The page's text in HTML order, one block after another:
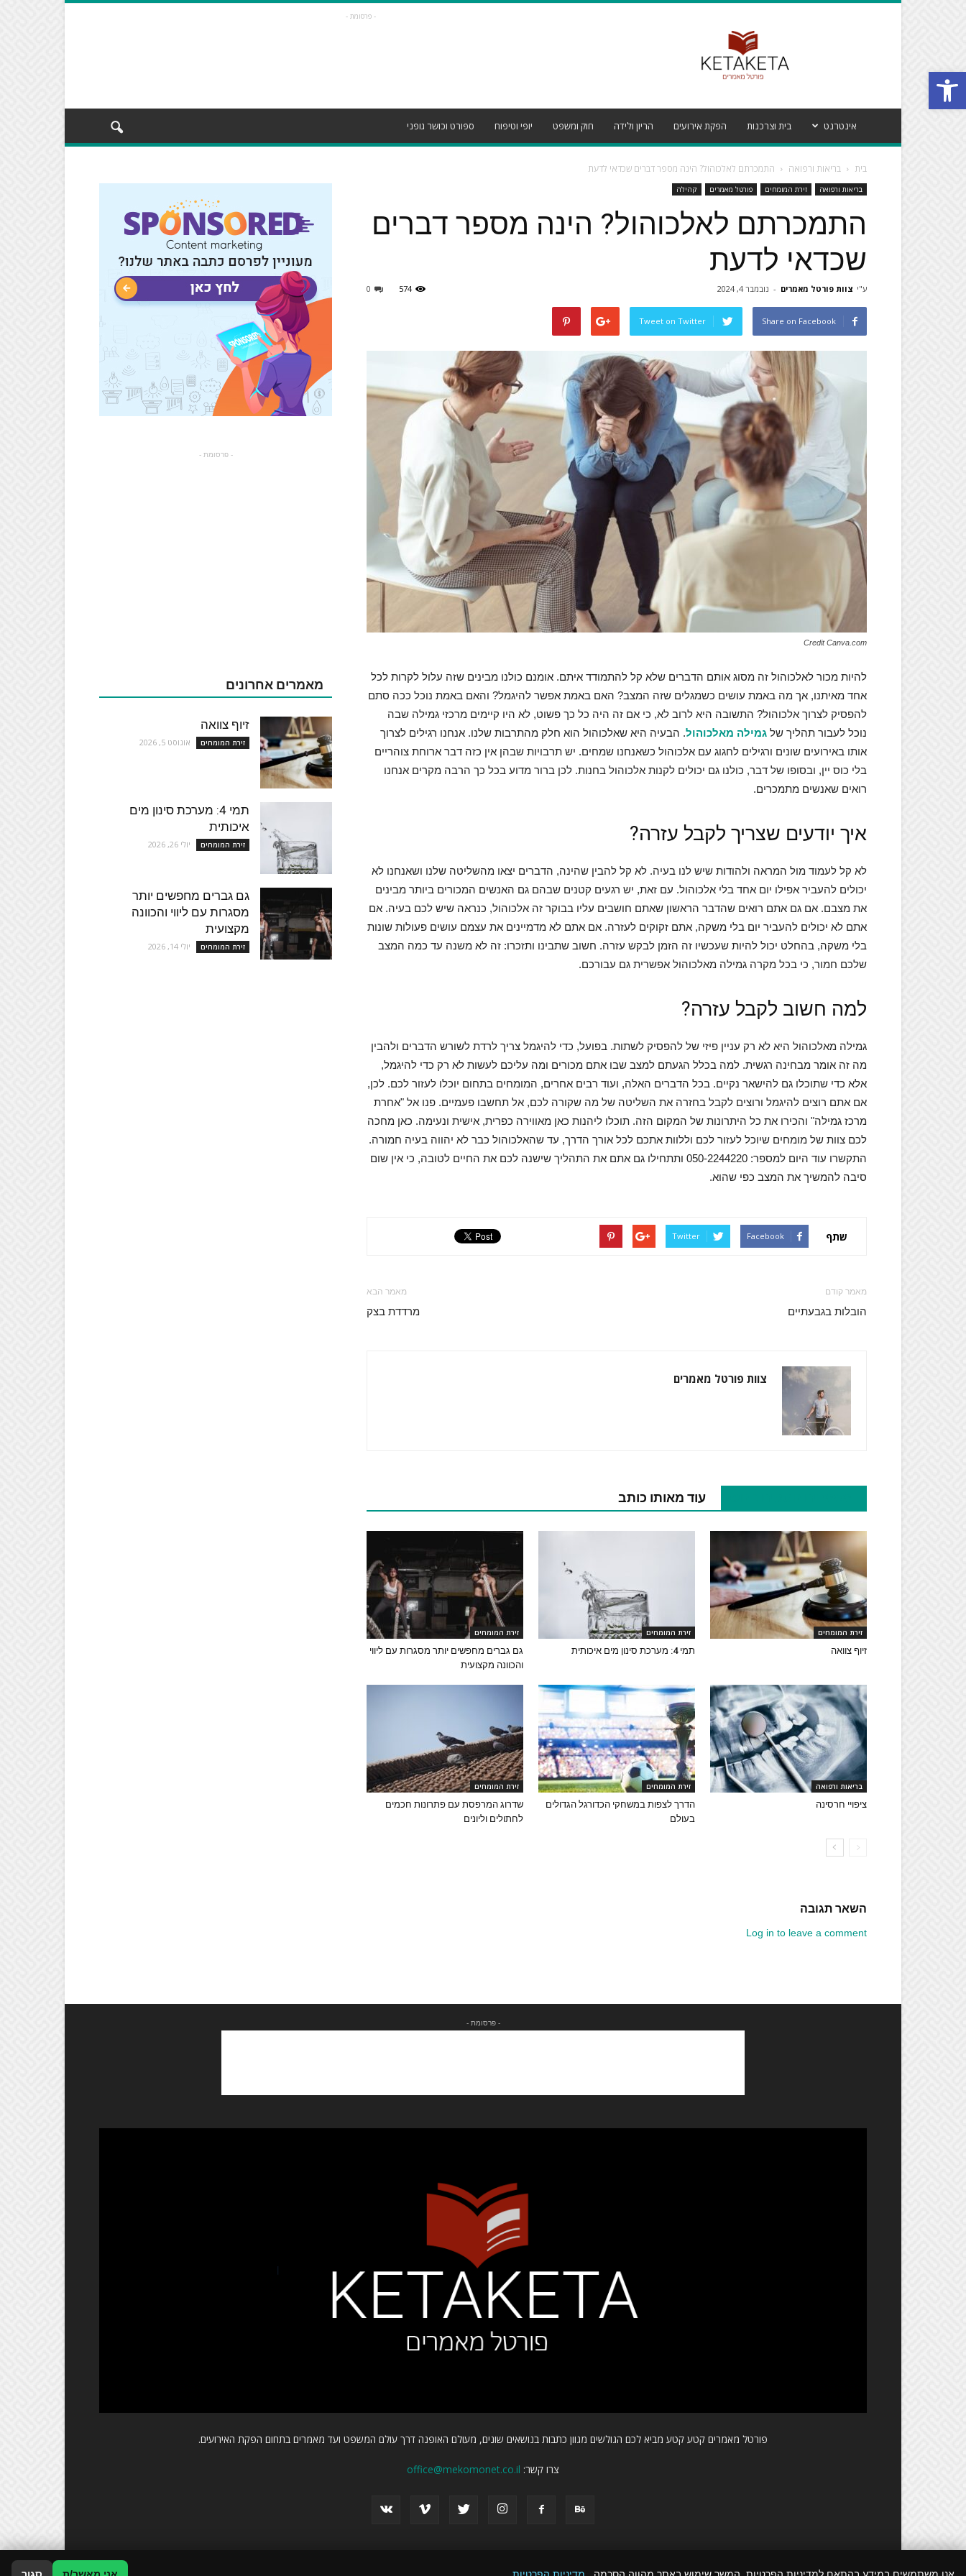
Open toolbar
- פרסומת -
אינטרנט בית וצרכנות הפקת אירועים הריון ולידה חוק ומשפט יופי וטיפוח ספורט וכושר גופני
בית בריאות ורפואה התמכרתם לאלכוהול? הינה מספר דברים שכדאי לדעת
בריאות ורפואה זירת המומחים פורטל מאמרים קהילה
התמכרתם לאלכוהול? הינה מספר דברים
שכדאי לדעת
ע"י צוות פורטל מאמרים - נובמבר 4, 2024 0 574
Share on Facebook
Tweet on Twitter
Credit Canva.com
להיות מכור לאלכוהול זה מסוג אותם הדברים שלא קל להתמודד איתם. אומנם כולנו מבינים שזה עלול לקרות לכל
אחד מאיתנו, אך מה באמת עושים כשמגלים שזה המצב? האם באמת אפשר להיגמל? והאם באמת נוכל ככה סתם
להפסיק לצרוך אלכוהול? התשובה היא לרוב לא, כי אם זה היה כל כך פשוט, לא היו קיימים מרכזי גמילה שבה
נוכל לעבור תהליך של גמילה מאלכוהול. הבעיה היא שאלכוהול הוא חלק מהתרבות שלנו. אנחנו רגילים לצרוך
אותו באירועים שונים ורגילים לחגוג עם אלכוהול כשאנחנו שמחים. יש תרבויות שבהן אין כזה דבר ארוחת צוהריים
בלי כוס יין, ובסופו של דבר, כולנו גם יכולים לקנות אלכוהול בחנות. לכן ברור מדוע בכל כך הרבה מקרים אנחנו
רואים שאנשים מתמכרים.
איך יודעים שצריך לקבל עזרה?
לא קל לעמוד מול המראה ולהודות שיש לנו בעיה. לא קל להבין שהינה, הדברים יצאו מהשליטה שלנו ושאנחנו לא
יכולים להעביר אפילו יום אחד בלי אלכוהול. עם זאת, יש רגעים קטנים שבהם גם האנשים המכורים ביותר מבינים
את מצבם. אם גם אתם רואים שהדבר הראשון שאתם חושבים עליו בבוקר זה אלכוהול, כנראה שיש לכם בעיה. אם
אתם לא יכולים להעביר יום בלי משקה, אתם זקוקים לעזרה. אם אתם לא מדמיינים את עצמם עושים פעולות שונות
בלי משקה, בהחלט יכול להיות שעכשיו זה הזמן לבקש עזרה. חשוב שתבינו ותזכרו: זה לא משנה עד כמה המצב
שלכם חמור, כי בכל מקרה גמילה מאלכוהול אפשרית גם עבורכם.
למה חשוב לקבל עזרה?
גמילה מאלכוהול היא לא רק עניין פיזי של להפסיק לשתות. בפועל, כדי להיגמל צריך לרדת לשורש הדברים ולהבין
מה זה אומר מבחינה רגשית. למה בכלל הגעתם למצב שבו אתם מכורים ומה עליכם לעשות לא רק כדי להיגמל,
אלא כדי שתוכלו גם להישאר נקיים. בכל הדברים האלה, ועוד רבים אחרים, המומחים בתחום יוכלו לעזור לכם. לכן,
אם אתם רוצים להיגמל ורוצים לקבל בחזרה את השליטה של מה שקורה לכם, אל תחשבו פעמיים. פנו אל "אחרת
מרכז גמילה" והכירו את כל היתרונות של המקום הזה. תוכלו ליהנות כאן מאווירה כפרית, אישית ונעימה. כאן מחכה
לכם צוות של מומחים שיוכל לעזור לכם וללוות אתכם לכל אורך הדרך, עד שהאלכוהול כבר לא יהווה בעיה חמורה.
התקשרו עוד היום למספר: 050-2244220 ותתחילו גם אתם את התהליך שישנה לכם את החיים לטובה, כי אין שום
סיבה להמשיך את המצב כפי שהוא.
שתף Facebook
Twitter
מאמר קודם
הובלות בגבעתיים
מאמר הבא
מרדדת בצק
צוות פורטל מאמרים
עוד מאותו כותב
זירת המומחים
זיוף צוואה
זירת המומחים
תמי 4: מערכת סינון מים איכותית
זירת המומחים
גם גברים מחפשים יותר מסגרות עם ליווי
והכוונה מקצועית
בריאות ורפואה
ציפויי חרסינה
זירת המומחים
הדרך לצפות במשחקי הכדורגל הגדולים
בעולם
זירת המומחים
שדרוג המרפסת עם פתרונות חכמים
לחתולים וליונים
השאר תגובה
Log in to leave a comment
- פרסומת -
מאמרים אחרונים
זיוף צוואה
זירת המומחים אוגוסט 5, 2026
תמי 4: מערכת סינון מים
איכותית
זירת המומחים יולי 26, 2026
גם גברים מחפשים יותר
מסגרות עם ליווי והכוונה
מקצועית
זירת המומחים יולי 14, 2026
- פרסומת -
פורטל מאמרים קטע קטע מביא לכם הגולשים מגוון כתבות בנושאים שונים, מעולם האופנה דרך עולם המשפט ועד מאמרים בתחום הפקת האירועים.
צרו קשר: office@mekomonet.co.il